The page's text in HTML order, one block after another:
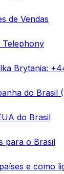
de Vendas
Telephony
Brytania:
do Brasil
do Brasil
para o Brasil
e como